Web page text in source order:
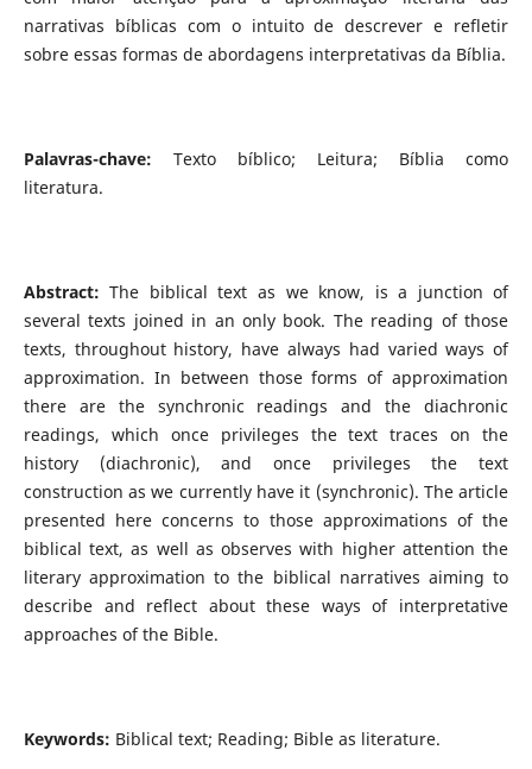
narrativas bíblicas com o intuito de descrever e refletir
sobre essas formas de abordagens interpretativas da Bíblia.
Palavras-chave: Texto bíblico; Leitura; Bíblia como
literatura.
Abstract:The biblical text as we know, is a junction of
several texts joined in an only book. The reading of those
texts, throughout history, have always had varied ways of
approximation. In between those forms of approximation
there are the synchronic readings and the diachronic
readings, which once privileges the text traces on the
history (diachronic), and once privileges the text
construction as we currently have it (synchronic). The article
presented here concerns to those approximations of the
biblical text, as well as observes with higher attention the
literary approximation to the biblical narratives aiming to
describe and reflect about these ways of interpretative
approaches of the Bible.
Keywords: Biblical text; Reading; Bible as literature.